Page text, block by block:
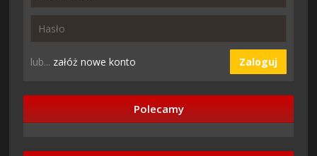
lub... załóż nowe konto Zaloguj
Polecamy